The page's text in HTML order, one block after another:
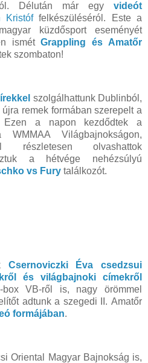
Délután már egy videót
Kristóffelkészüléséról. Este a
küzdősport eseményét
ismétGrappling és Amatőr
szombaton!
szolgálhattunk Dublinból,
remek formában szerepelt a
Ezen a napon kezdődtek a
Világbajnokságon,
részletesen olvashattok
a hétvége nehézsúlyú
vs Fury találkozót.
Csernoviczki Éva csedzsui
és világbajnoki címekről
VB-ről is, nagy örömmel
adtunk a szegedi II. Amatőr
formájában.
Oriental Magyar Bajnokság is,